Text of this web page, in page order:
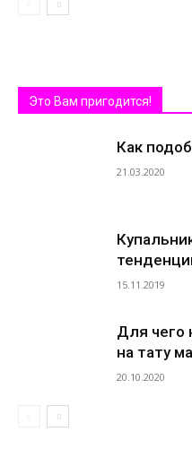
Это Вам пригодится!
Как
21.03.2020
15.11.2019
Для чего
на тату
20.10.2020